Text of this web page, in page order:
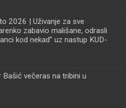
2026 | Uživanje za sve
zabavio mališane, odrasli
kod nekad” uz nastup KUD-
Bašić večeras na tribini u